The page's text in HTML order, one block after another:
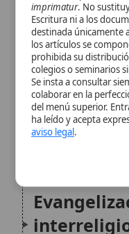
eclesiales
anuncio
El estilo de
testimonio,
ausencia
Dimensión
universal y